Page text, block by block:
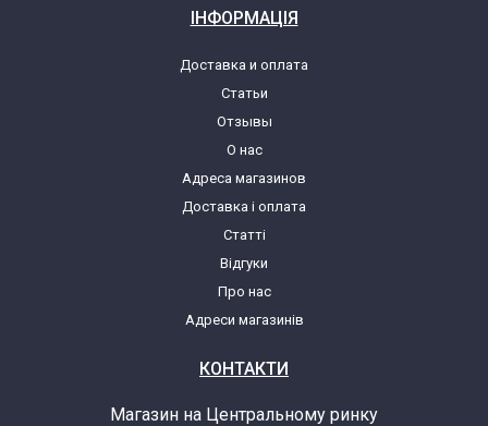
ІНФОРМАЦІЯ
Доставка и оплата
Статьи
Отзывы
О нас
Адреса магазинов
Доставка і оплата
Статті
Відгуки
Про нас
Адреси магазинів
КОНТАКТИ
Магазин на Центральному ринку